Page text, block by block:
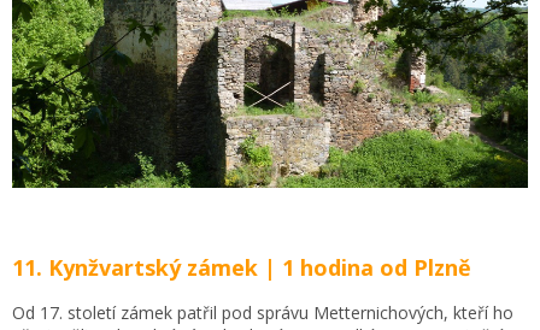
11. Kynžvartský zámek | 1 hodina od Plzně
Od 17. století zámek patřil pod správu Metternichových, kteří ho